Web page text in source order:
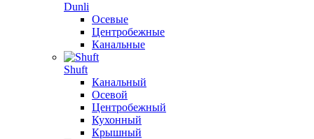
Dunli
Осевые
Центробежные
Канальные
Shuft
Канальный
Осевой
Центробежный
Кухонный
Крышный